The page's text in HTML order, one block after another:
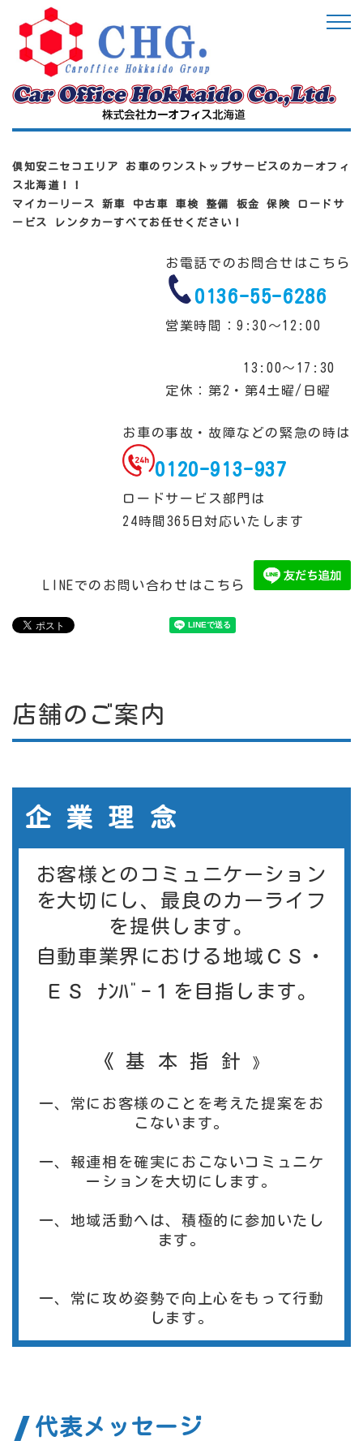
倶知安ニセコエリア お車のワンストップサービスのカーオフィ
ス北海道！！
マイカーリース 新車 中古車 車検 整備 板金 保険 ロードサ
ービス レンタカーすべてお任せください！
お電話でのお問合せはこちら
0136-55-6286
営業時間：9:30～12:00
13:00～17:30
定休：第2・第4土曜/日曜
お車の事故・故障などの緊急の時は
0120-913-937
ロードサービス部門は
24時間365日対応いたします
LINEでのお問い合わせはこちら
店舗のご案内
企 業 理 念
お客様とのコミュニケーション
を大切にし、最良のカーライフ
を提供します。
自動車業界における地域ＣＳ・
ＥＳ ﾅﾝﾊﾞｰ１を目指します。
《 基 本 指 針》
一、常にお客様のことを考えた提案をお
こないます。
一、報連相を確実におこないコミュニケ
ーションを大切にします。
一、地域活動へは、積極的に参加いたし
ます。
一、常に攻め姿勢で向上心をもって行動
します。
代表メッセージ